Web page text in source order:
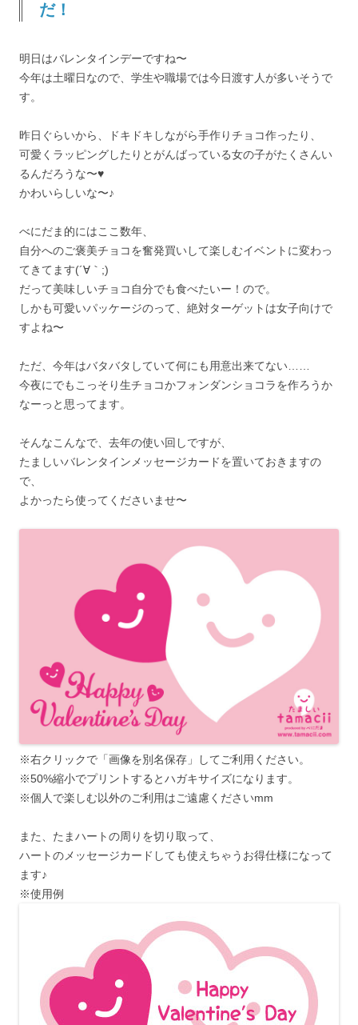
だ！
明日はバレンタインデーですね〜
今年は土曜日なので、学生や職場では今日渡す人が多いそうで
す。
昨日ぐらいから、ドキドキしながら手作りチョコ作ったり、
可愛くラッピングしたりとがんばっている女の子がたくさんい
るんだろうな〜♥
かわいらしいな〜♪
べにだま的にはここ数年、
自分へのご褒美チョコを奮発買いして楽しむイベントに変わっ
てきてます(´∀｀;)
だって美味しいチョコ自分でも食べたいー！ので。
しかも可愛いパッケージのって、絶対ターゲットは女子向けで
すよね〜
ただ、今年はバタバタしていて何にも用意出来てない……
今夜にでもこっそり生チョコかフォンダンショコラを作ろうか
なーっと思ってます。
そんなこんなで、去年の使い回しですが、
たましいバレンタインメッセージカードを置いておきますの
で、
よかったら使ってくださいませ〜
※右クリックで「画像を別名保存」してご利用ください。
※50%縮小でプリントするとハガキサイズになります。
※個人で楽しむ以外のご利用はご遠慮くださいmm
また、たまハートの周りを切り取って、
ハートのメッセージカードしても使えちゃうお得仕様になって
ます♪
※使用例